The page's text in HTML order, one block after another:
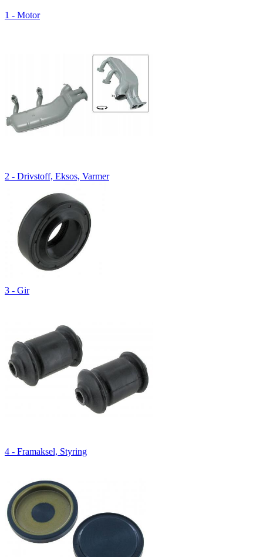
1 - Motor
2 - Drivstoff, Eksos, Varmer
3 - Gir
4 - Framaksel, Styring